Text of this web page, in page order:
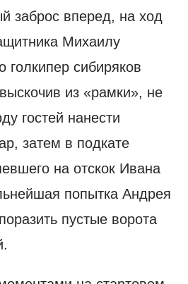
заброс вперед, на ход
Михаилу
голкипер сибиряков
из «рамки», не
гостей нанести
затем в подкате
на отскок Ивана
попытка Андрея
пустые ворота